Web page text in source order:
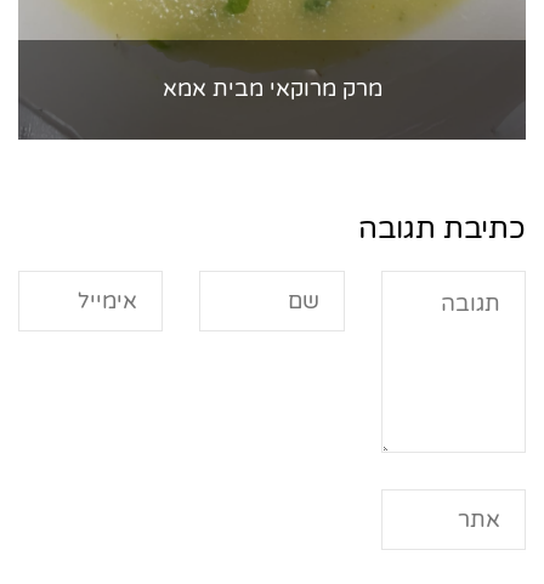
מרק מרוקאי מבית אמא
כתיבת תגובה